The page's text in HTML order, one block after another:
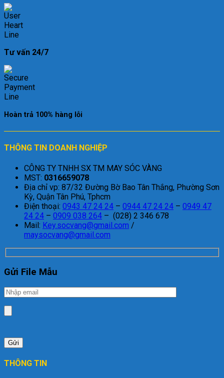
Tư vấn 24/7
Hoàn trả 100% hàng lỗi
THÔNG TIN DOANH NGHIỆP
CÔNG TY TNHH SX TM MAY SÓC VÀNG
MST: 0316659078
Địa chỉ vp: 87/32 Đường Bờ Bao Tân Thắng, Phường Sơn
Kỳ, Quận Tân Phú, Tphcm
Điện thoại: 0943 47 24 24 – 0944 47 24 24 – 0949 47
24 24 – 0909 038 264 – (028) 2 346 678
Mail: Key.socvang@gmail.com /
maysocvang@gmail.com
Gửi File Mẫu
THÔNG TIN